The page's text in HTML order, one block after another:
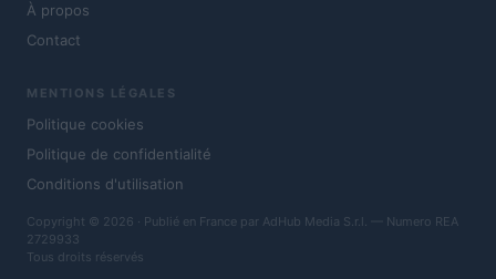
À propos
Contact
MENTIONS LÉGALES
Politique cookies
Politique de confidentialité
Conditions d'utilisation
Copyright © 2026 · Publié en France par AdHub Media S.r.l. — Numero REA
2729933
Tous droits réservés